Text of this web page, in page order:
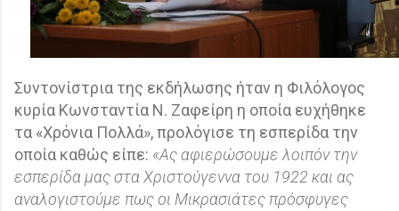
Συντονίστρια της εκδήλωσης ήταν η Φιλόλογος
κυρία Κωνσταντία Ν. Ζαφείρη η οποία ευχήθηκε
τα «Χρόνια Πολλά», προλόγισε τη εσπερίδα την
οποία καθώς είπε: «Ας αφιερώσουμε λοιπόν την
εσπερίδα μας στα Χριστούγεννα του 1922 και ας
αναλογιστούμε πως οι Μικρασιάτες πρόσφυγες